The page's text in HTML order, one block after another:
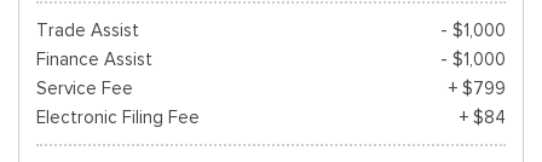
Trade Assist
- $1,000
Finance Assist
- $1,000
Service Fee
+ $799
Electronic Filing Fee
+ $84